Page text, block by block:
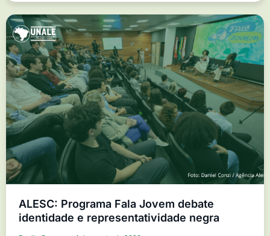
ALESC: Programa Fala Jovem debate
identidade e representatividade negra